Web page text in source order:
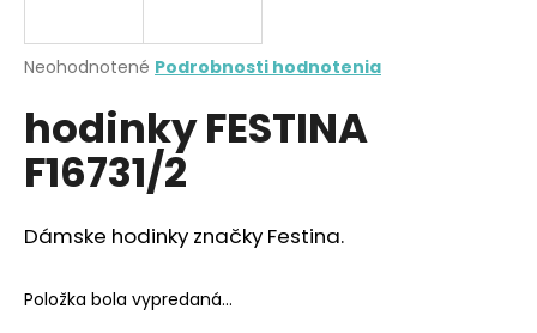
Priemerné
produktu
je
0,0
hviezdičiek.
Neohodnotené Podrobnosti hodnotenia
hodinky FESTINA
F16731/2
Dámske hodinky značky Festina.
Položka bola vypredaná…
j
ť
?